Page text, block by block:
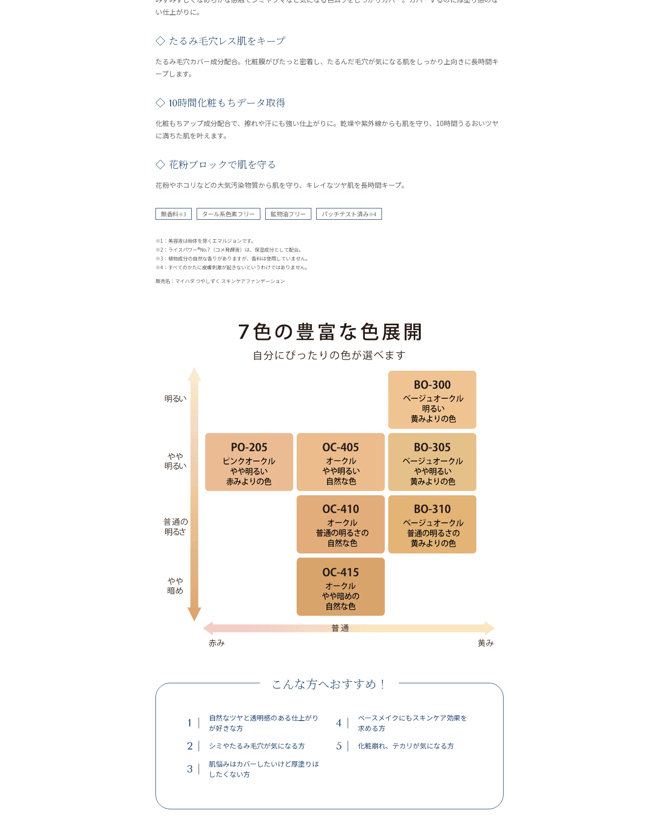
い仕上がりに。
◇ たるみ毛穴レス肌をキープ
たるみ毛穴カバー成分配合。化粧膜がぴたっと密着し、たるんだ毛穴が気になる肌をしっかり上向きに長時間キ
ープします。
◇ 10時間化粧もちデータ取得
化粧もちアップ成分配合で、擦れや汗にも強い仕上がりに。乾燥や紫外線からも肌を守り、10時間うるおいツヤ
に満ちた肌を叶えます。
◇ 花粉ブロックで肌を守る
花粉やホコリなどの大気汚染物質から肌を守り、キレイなツヤ肌を長時間キープ。
無香料※3 タール系色素フリー 鉱物油フリー パッチテスト済み※4
※1：美容液は粉体を除くエマルジョンです。
※2：ライスパワー®No.7（コメ発酵液）は、保湿成分として配合。
※3：植物成分の自然な香りがありますが、香料は使用していません。
※4：すべてのかたに皮膚刺激が起きないというわけではありません。
販売名：マイハダ つやしずく スキンケアファンデーション
こんな方へおすすめ！
1
自然なツヤと透明感のある仕上がり
が好きな方
2 シミやたるみ毛穴が気になる方
3
肌悩みはカバーしたいけど厚塗りは
したくない方
4
ベースメイクにもスキンケア効果を
求める方
5 化粧崩れ、テカリが気になる方